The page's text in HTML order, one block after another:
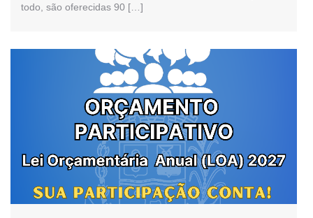
todo, são oferecidas 90 […]